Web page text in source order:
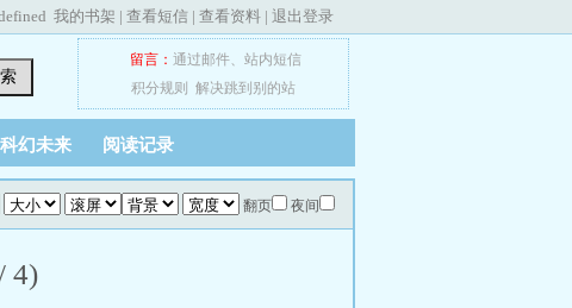
我的书架 | 查看短信 | 查看资料 | 退出登录
留言： 通过邮件、 站内短信
积分规则
解决跳到别的站
科幻未来 阅读记录
翻页 夜间
4)